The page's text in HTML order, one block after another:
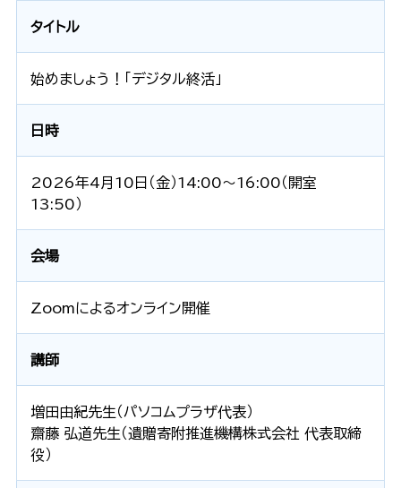
タイトル
始めましょう！「デジタル終活」
日時
2026年4月10日（金）14:00〜16:00（開室
13:50）
会場
Zoomによるオンライン開催
講師
増田由紀先生（パソコムプラザ代表）
齋藤 弘道先生（遺贈寄附推進機構株式会社 代表取締
役）